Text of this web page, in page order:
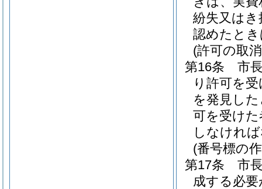
紛失又は
認めたと
(許可の取
第16条
市
り許可を
を発見し
可を受け
しなけれ
(番号標の
第17条
市
成する必